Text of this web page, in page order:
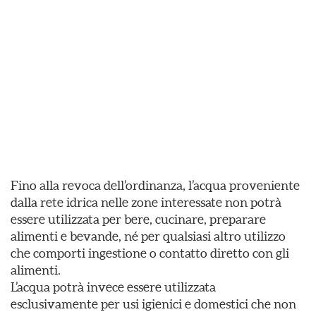
Fino alla revoca dell’ordinanza, l’acqua proveniente
dalla rete idrica nelle zone interessate non potrà
essere utilizzata per bere, cucinare, preparare
alimenti e bevande, né per qualsiasi altro utilizzo
che comporti ingestione o contatto diretto con gli
alimenti.
L’acqua potrà invece essere utilizzata
esclusivamente per usi igienici e domestici che non